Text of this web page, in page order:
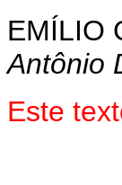
EMÍLIO
Antônio
Este